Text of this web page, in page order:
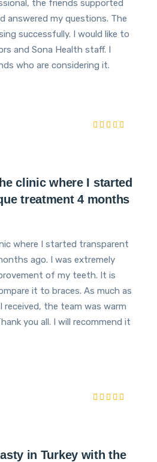
the friends supported
answered my questions. The
successfully. I would like to
and Sona Health staff. I
who are considering it.
clinic where I started
treatment 4 months
where I started transparent
ago. I was extremely
of my teeth. It is
it to braces. As much as
the team was warm
you all. I will recommend it
in Turkey with the